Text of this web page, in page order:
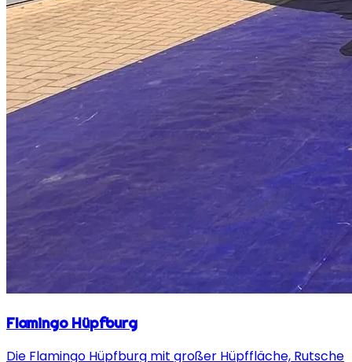
Flamingo Hüpfburg
Die Flamingo Hüpfburg mit großer Hüpffläche, Rutsche